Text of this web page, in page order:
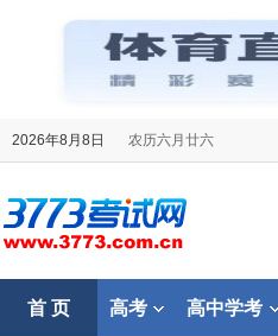
2026年8月8日 农历六月廿六
首 页 高考 高中学考